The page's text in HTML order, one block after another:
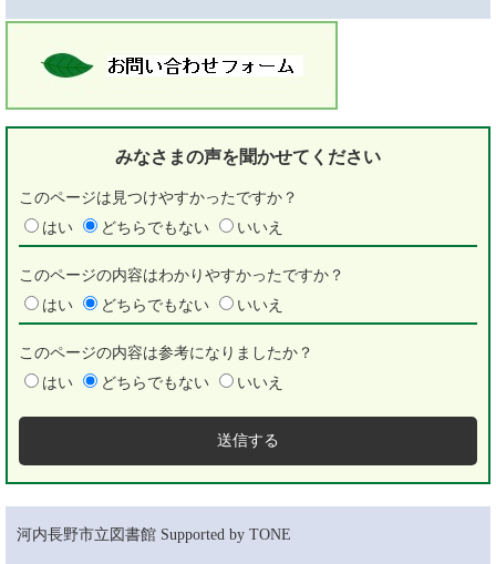
みなさまの声を聞かせてください
このページは見つけやすかったですか？
はい
どちらでもない いいえ
このページの内容はわかりやすかったですか？
はい
どちらでもない いいえ
このページの内容は参考になりましたか？
はい
どちらでもない いいえ
河内長野市立図書館 Supported by TONE